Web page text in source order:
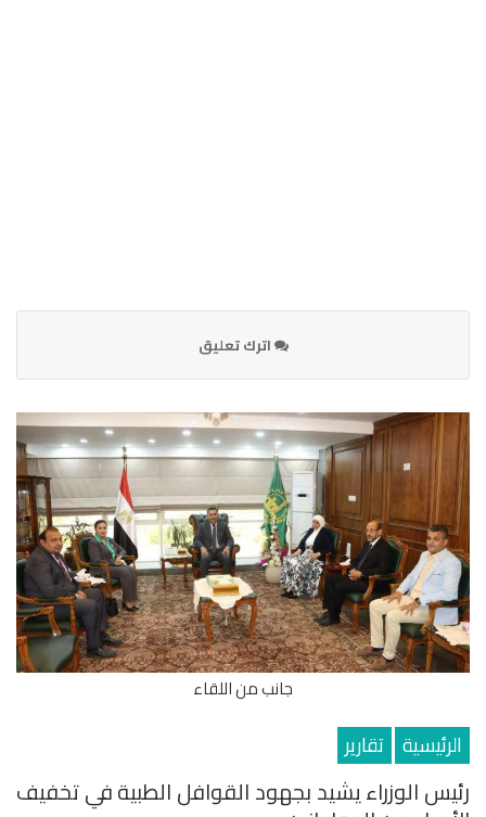
اترك تعليق
جانب من اللقاء
الرئيسية تقارير
رئيس الوزراء يشيد بجهود القوافل الطبية في تخفيف